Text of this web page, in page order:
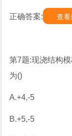
正确答案: 查看
第7题:现浇结构
为()
A.+4,-5
B.+5,-5